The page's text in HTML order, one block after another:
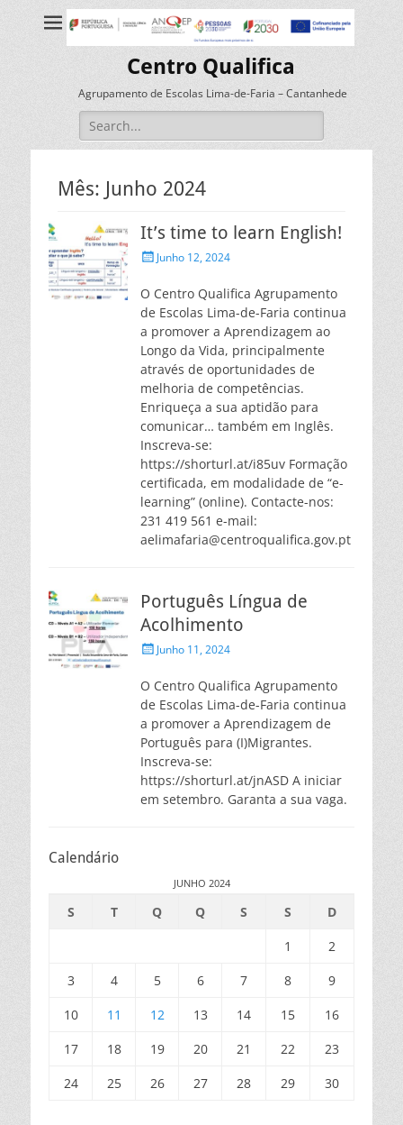
Centro Qualifica
Agrupamento de Escolas Lima-de-Faria – Cantanhede
Search
for:
Mês: Junho 2024
It’s time to learn English!
PostedJunho 12, 2024
O Centro Qualifica Agrupamento
de Escolas Lima-de-Faria continua
a promover a Aprendizagem ao
Longo da Vida, principalmente
através de oportunidades de
melhoria de competências.
Enriqueça a sua aptidão para
comunicar… também em Inglês.
Inscreva-se:
https://shorturl.at/i85uv Formação
certificada, em modalidade de “e-
learning” (online). Contacte-nos:
231 419 561 e-mail:
aelimafaria@centroqualifica.gov.pt
Português Língua de
Acolhimento
PostedJunho 11, 2024
O Centro Qualifica Agrupamento
de Escolas Lima-de-Faria continua
a promover a Aprendizagem de
Português para (I)Migrantes.
Inscreva-se:
https://shorturl.at/jnASD A iniciar
em setembro. Garanta a sua vaga.
Calendário
JUNHO 2024
S T Q Q S S
D
1
2
3
4 5 6 7 8
9
10
11 12 13 14 15
16
17
18 19 20 21 22
23
24
25 26 27 28 29 30